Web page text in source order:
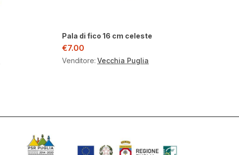
Pala di fico 16 cm celeste
€7.00
Venditore: Vecchia Puglia